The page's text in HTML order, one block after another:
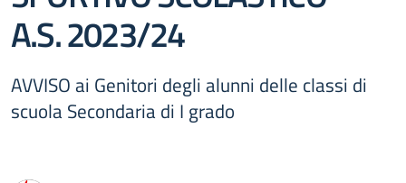
A.S. 2023/24
AVVISO ai Genitori degli alunni delle classi di
scuola Secondaria di I grado